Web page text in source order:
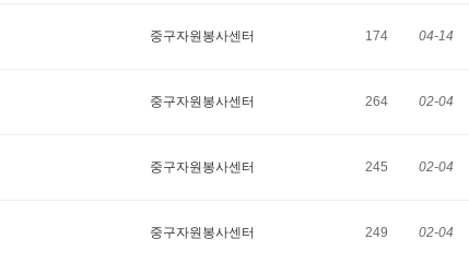
중구자원봉사센터 174 04-14
중구자원봉사센터 264 02-04
중구자원봉사센터 245 02-04
중구자원봉사센터 249 02-04